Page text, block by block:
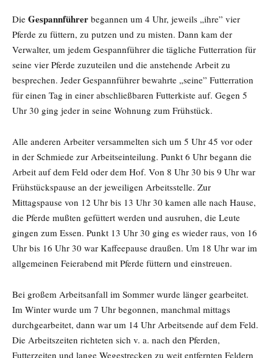
Die Gespannführer begannen um 4 Uhr, jeweils „ihre” vier
Pferde zu füttern, zu putzen und zu misten. Dann kam der
Verwalter, um jedem Gespannführer die tägliche Futterration für
seine vier Pferde zuzuteilen und die anstehende Arbeit zu
besprechen. Jeder Gespannführer bewahrte „seine” Futterration
für einen Tag in einer abschließbaren Futterkiste auf. Gegen 5
Uhr 30 ging jeder in seine Wohnung zum Frühstück.
Alle anderen Arbeiter versammelten sich um 5 Uhr 45 vor oder
in der Schmiede zur Arbeitseinteilung. Punkt 6 Uhr begann die
Arbeit auf dem Feld oder dem Hof. Von 8 Uhr 30 bis 9 Uhr war
Frühstückspause an der jeweiligen Arbeitsstelle. Zur
Mittagspause von 12 Uhr bis 13 Uhr 30 kamen alle nach Hause,
die Pferde mußten gefüttert werden und ausruhen, die Leute
gingen zum Essen. Punkt 13 Uhr 30 ging es wieder raus, von 16
Uhr bis 16 Uhr 30 war Kaffeepause draußen. Um 18 Uhr war im
allgemeinen Feierabend mit Pferde füttern und einstreuen.
Bei großem Arbeitsanfall im Sommer wurde länger gearbeitet.
Im Winter wurde um 7 Uhr begonnen, manchmal mittags
durchgearbeitet, dann war um 14 Uhr Arbeitsende auf dem Feld.
Die Arbeitszeiten richteten sich v. a. nach den Pferden,
Futterzeiten und lange Wegestrecken zu weit entfernten Feldern